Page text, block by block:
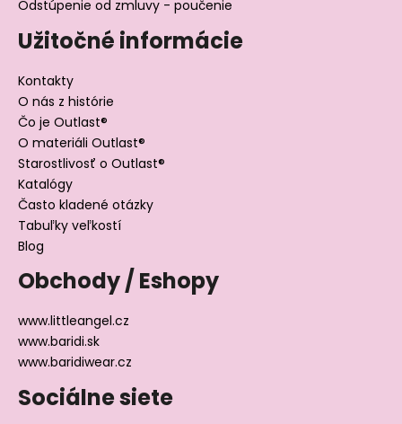
Odstúpenie od zmluvy - poučenie
Užitočné informácie
Kontakty
O nás z histórie
Čo je Outlast®
O materiáli Outlast®
Starostlivosť o Outlast®
Katalógy
Často kladené otázky
Tabuľky veľkostí
Blog
Obchody / Eshopy
www.littleangel.cz
www.baridi.sk
www.baridiwear.cz
Sociálne siete